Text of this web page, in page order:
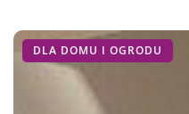
DLA DOMU I OGRODU